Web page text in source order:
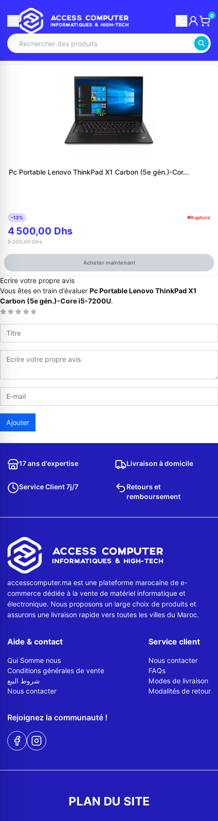
0
Appelez-nous au
06 37 08 07 06
Envoyer un message
Pc Portable Lenovo ThinkPad X1 Carbon (5e gén.)-Cor...
-13% Rupture
4 500,00 Dhs
5 200,00 Dhs
Acheter maintenant
Ecrire votre propre avis
Vous êtes en train d’évaluer Pc Portable Lenovo ThinkPad X1
Carbon (5e gén.)-Core i5-7200U.
Ajouter
17 ans d'expertise Livraison à domicile
Service Client 7j/7
Retours et
remboursement
accesscomputer.ma est une plateforme marocaine de e-
commerce dédiée à la vente de matériel informatique et
électronique. Nous proposons un large choix de produits et
assurons une livraison rapide vers toutes les villes du Maroc.
Aide & contact
Qui Somme nous
Conditions générales de vente
شروط البيع
Nous contacter
Service client
Nous contacter
FAQs
Modes de livraison
Modalités de retour
Rejoignez la communauté !
PLAN DU SITE